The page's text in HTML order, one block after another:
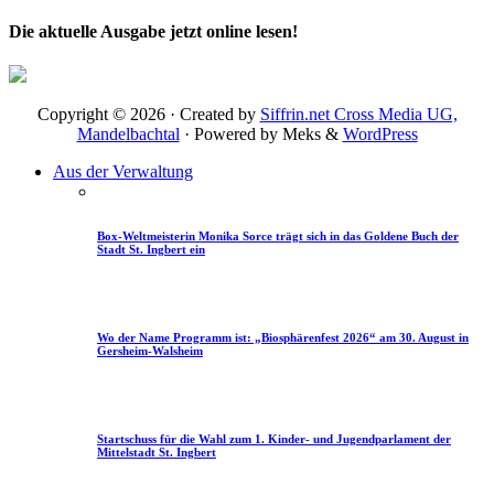
Die aktuelle Ausgabe jetzt online lesen!
Copyright © 2026 · Created by Siffrin.net Cross Media UG,
Mandelbachtal · Powered by Meks & WordPress
Aus der Verwaltung
Box-Weltmeisterin Monika Sorce trägt sich in das Goldene Buch der
Stadt St. Ingbert ein
Wo der Name Programm ist: „Biosphärenfest 2026“ am 30. August in
Gersheim-Walsheim
Startschuss für die Wahl zum 1. Kinder- und Jugendparlament der
Mittelstadt St. Ingbert